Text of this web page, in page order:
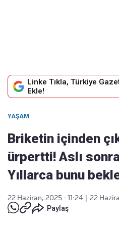
Linke Tıkla, Türkiye
Ekle!
YAŞAM
Briketin içinden
ürpertti! Aslı
Yıllarca bunu
22 Haziran, 2025 - 11:24
22
Paylaş